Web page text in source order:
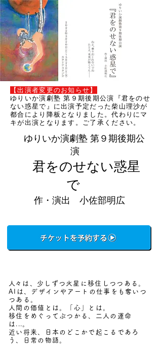
【出演者変更のお知らせ】
ゆりいか演劇塾 第９期後期公演『君をのせ
ない惑星で』に出演予定だった柴山理沙が
都合により降板となりました。代わりにマ
キが出演となります。ご了承ください。
ゆりいか演劇塾 第９期後期公
演
​ 君をのせない惑星
で
作・演出 小佐部明広
​ 人々は、少しずつ火星に移住しつつある。
AIは、デザインやアートの仕事をも奪いつ
つある。
人間の価値とは。「心」とは。
移住をめぐってぶつかる、二人の運命
は...。
近い将来、日本のどこかで起こるであろ
う、日常の物語。